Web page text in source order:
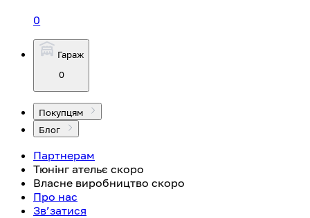
0
Гараж
0
Покупцям
Блог
Партнерам
Тюнінг ательє скоро
Власне виробництво скоро
Про нас
Зв’затися